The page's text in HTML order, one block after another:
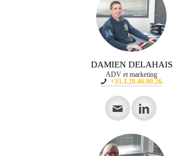
DAMIEN DELAHAIS
ADV et marketing
+33.3.20.46.00.26.